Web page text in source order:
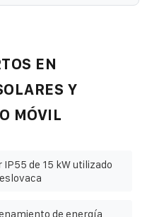
EN
Y
MÓVIL
de 15 kW utilizado
de energía